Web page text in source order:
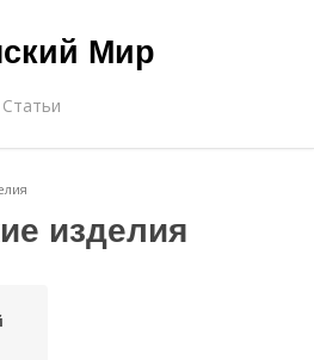
Мир
Статьи
изделия